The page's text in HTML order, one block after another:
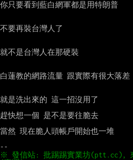
你只要看到藍白網軍都是用特朗普
不要再裝台灣人了
就不是台灣人在那硬裝
白蓮教的網路流量 跟實際有很大落差
就是洗出來的 這一招沒用了
趕快想一個 是不是要往脆去
當然 現在脆人頭帳戶開始也一堆
※ 發信站: 批踢踢實業坊(ptt.cc),